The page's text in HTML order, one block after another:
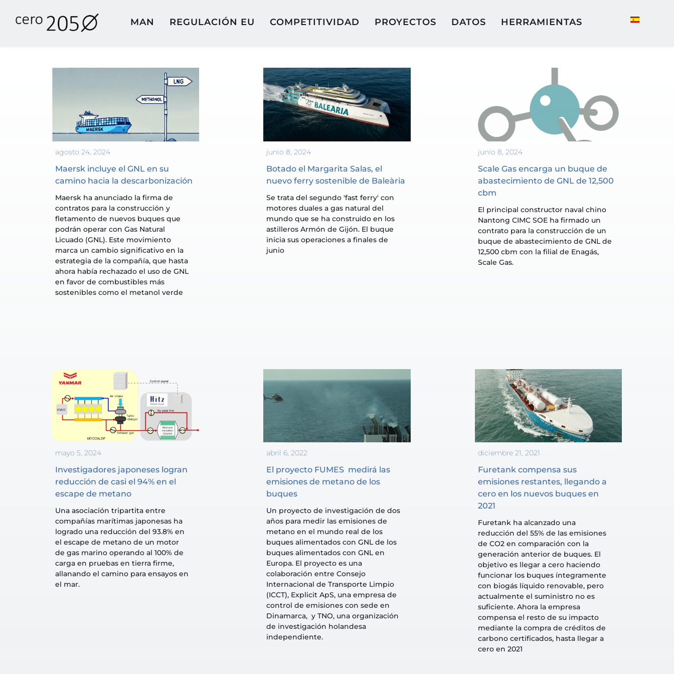
MAN REGULACIÓN EU COMPETITIVIDAD PROYECTOS DATOS HERRAMIENTAS
agosto 24, 2024
Maersk incluye el GNL en su
camino hacia la descarbonización
Maersk ha anunciado la firma de
contratos para la construcción y
fletamento de nuevos buques que
podrán operar con Gas Natural
Licuado (GNL). Este movimiento
marca un cambio significativo en la
estrategia de la compañía, que hasta
ahora había rechazado el uso de GNL
en favor de combustibles más
sostenibles como el metanol verde
junio 8, 2024
Botado el Margarita Salas, el
nuevo ferry sostenible de Baleària
Se trata del segundo 'fast ferry' con
motores duales a gas natural del
mundo que se ha construido en los
astilleros Armón de Gijón. El buque
inicia sus operaciones a finales de
junio
junio 8, 2024
Scale Gas encarga un buque de
abastecimiento de GNL de 12,500
cbm
El principal constructor naval chino
Nantong CIMC SOE ha firmado un
contrato para la construcción de un
buque de abastecimiento de GNL de
12,500 cbm con la filial de Enagás,
Scale Gas.
mayo 5, 2024
Investigadores japoneses logran
reducción de casi el 94% en el
escape de metano
Una asociación tripartita entre
compañías marítimas japonesas ha
logrado una reducción del 93.8% en
el escape de metano de un motor
de gas marino operando al 100% de
carga en pruebas en tierra firme,
allanando el camino para ensayos en
el mar.
abril 6, 2022
El proyecto FUMES  medirá las
emisiones de metano de los
buques
Un proyecto de investigación de dos
años para medir las emisiones de
metano en el mundo real de los
buques alimentados con GNL de los
buques alimentados con GNL en
Europa. El proyecto es una
colaboración entre Consejo
Internacional de Transporte Limpio
(ICCT), Explicit ApS, una empresa de
control de emisiones con sede en
Dinamarca,  y TNO, una organización
de investigación holandesa
independiente.
diciembre 21, 2021
Furetank compensa sus
emisiones restantes, llegando a
cero en los nuevos buques en
2021
Furetank ha alcanzado una
reducción del 55% de las emisiones
de CO2 en comparación con la
generación anterior de buques. El
objetivo es llegar a cero haciendo
funcionar los buques íntegramente
con biogás líquido renovable, pero
actualmente el suministro no es
suficiente. Ahora la empresa
compensa el resto de su impacto
mediante la compra de créditos de
carbono certificados, hasta llegar a
cero en 2021